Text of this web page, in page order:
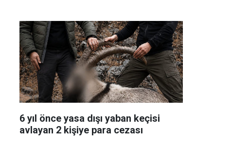
6 yıl önce yasa dışı yaban keçisi
avlayan 2 kişiye para cezası